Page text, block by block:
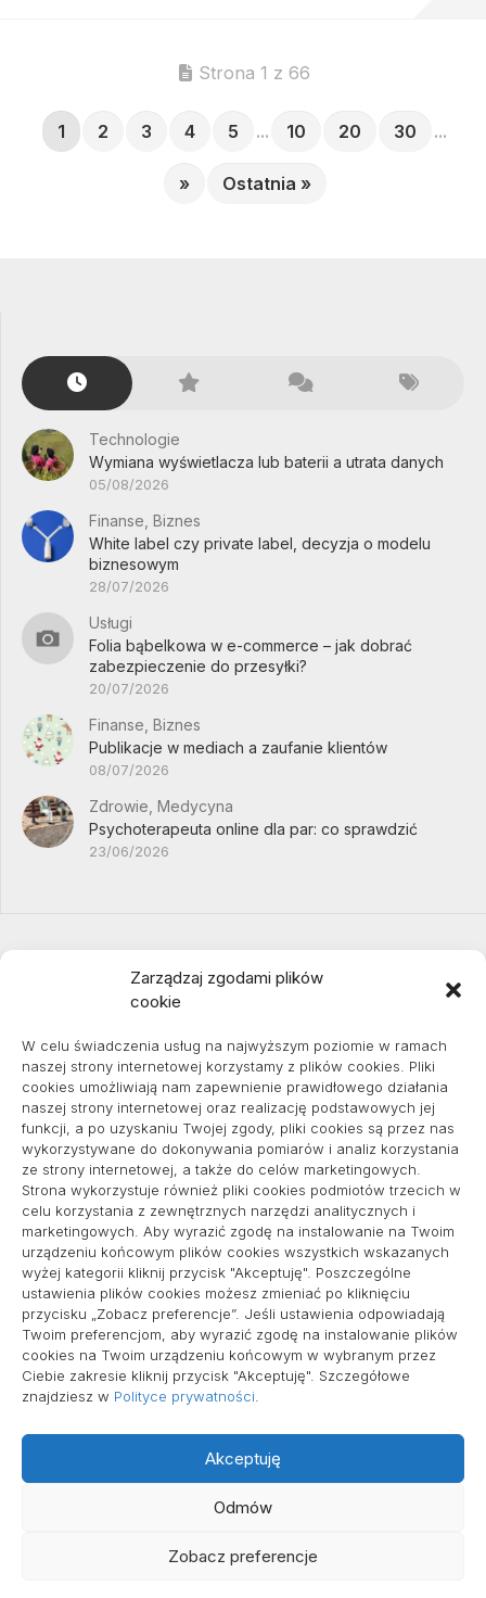
Zarządzaj zgodami plików
cookie
W celu świadczenia usług na najwyższym poziomie w ramach
naszej strony internetowej korzystamy z plików cookies. Pliki
cookies umożliwiają nam zapewnienie prawidłowego działania
naszej strony internetowej oraz realizację podstawowych jej
funkcji, a po uzyskaniu Twojej zgody, pliki cookies są przez nas
wykorzystywane do dokonywania pomiarów i analiz korzystania
ze strony internetowej, a także do celów marketingowych.
Strona wykorzystuje również pliki cookies podmiotów trzecich w
celu korzystania z zewnętrznych narzędzi analitycznych i
marketingowych. Aby wyrazić zgodę na instalowanie na Twoim
urządzeniu końcowym plików cookies wszystkich wskazanych
wyżej kategorii kliknij przycisk "Akceptuję". Poszczególne
ustawienia plików cookies możesz zmieniać po kliknięciu
przycisku „Zobacz preferencje”. Jeśli ustawienia odpowiadają
Twoim preferencjom, aby wyrazić zgodę na instalowanie plików
cookies na Twoim urządzeniu końcowym w wybranym przez
Ciebie zakresie kliknij przycisk "Akceptuję". Szczegółowe
znajdziesz w Polityce prywatności
Akceptuję
Odmów
Zobacz preferencje
Strona 1 z 66
1 2 3 4 5 ... 10 20 30 ...
» Ostatnia »
Technologie
Wymiana wyświetlacza lub baterii a utrata danych
05/08/2026
Finanse, Biznes
White label czy private label, decyzja o modelu
biznesowym
28/07/2026
Usługi
Folia bąbelkowa w e-commerce – jak dobrać
zabezpieczenie do przesyłki?
20/07/2026
Finanse, Biznes
Publikacje w mediach a zaufanie klientów
08/07/2026
Zdrowie, Medycyna
Psychoterapeuta online dla par: co sprawdzić
23/06/2026
pozycjonowanie lokalne
Informacje
Polityka plików cookies (EU)
Polityka prywatności
Wszelkie prawa zastrzeżone